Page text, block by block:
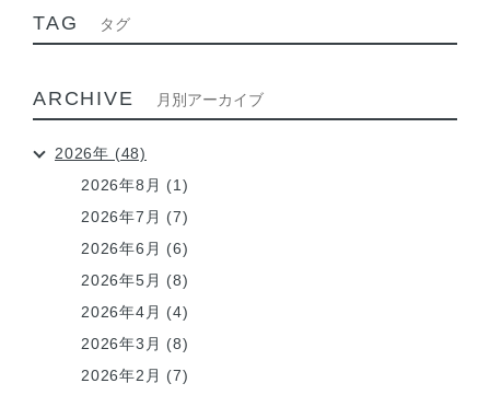
TAG タグ
ARCHIVE 月別アーカイブ
2026年 (48)
2026年8月 (1)
2026年7月 (7)
2026年6月 (6)
2026年5月 (8)
2026年4月 (4)
2026年3月 (8)
2026年2月 (7)